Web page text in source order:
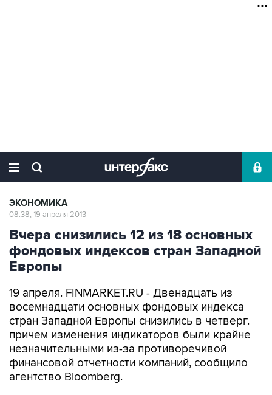
ЭКОНОМИКА
08:38, 19 апреля 2013
Вчера снизились 12 из 18 основных
фондовых индексов стран Западной
Европы
19 апреля. FINMARKET.RU - Двенадцать из
восемнадцати основных фондовых индекса
стран Западной Европы снизились в четверг.
причем изменения индикаторов были крайне
незначительными из-за противоречивой
финансовой отчетности компаний, сообщило
агентство Bloomberg.